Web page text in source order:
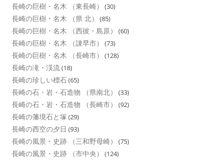
長崎の巨樹・名木 （東長崎） (30)
長崎の巨樹・名木 （県 北） (85)
長崎の巨樹・名木 （西彼・島原） (60)
長崎の巨樹・名木 （諌早市） (73)
長崎の巨樹・名木 （長崎市） (128)
長崎の滝・渓流(18)
長崎の珍しい標石(65)
長崎の石・岩・石造物 （県南北） (33)
長崎の石・岩・石造物 （長崎市） (92)
長崎の藩境石と塚 (29)
長崎の西空の夕日 (93)
長崎の風景・史跡 （三和野母崎） (75)
長崎の風景・史跡 （市中央） (124)